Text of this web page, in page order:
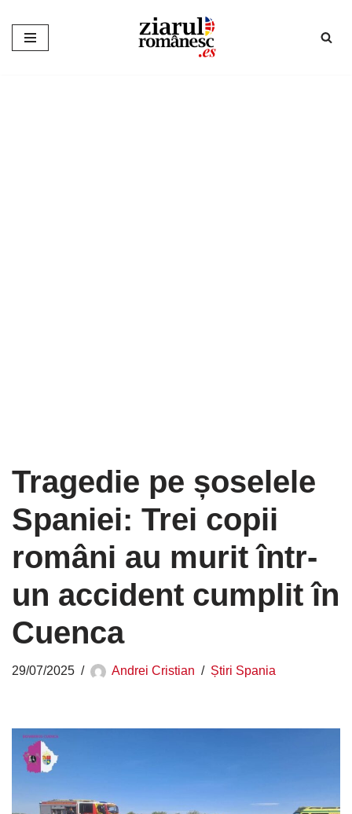
Sari
Tragedie pe șoselele
Spaniei: Trei copii
români au murit într-
un accident cumplit în
Cuenca
29/07/2025 Andrei Cristian Știri Spania